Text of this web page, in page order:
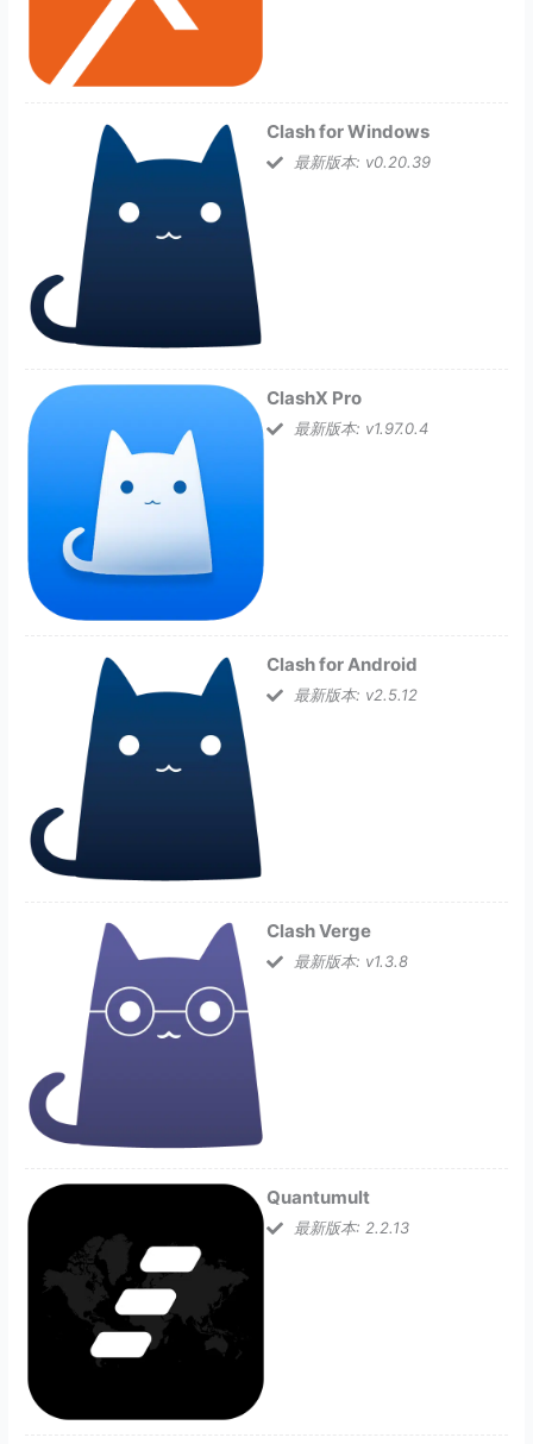
Clash for Windows
最新版本: v0.20.39
ClashX Pro
最新版本: v1.97.0.4
Clash for Android
最新版本: v2.5.12
Clash Verge
最新版本: v1.3.8
Quantumult
最新版本: 2.2.13